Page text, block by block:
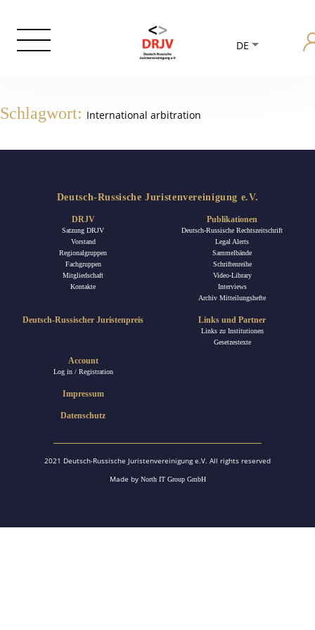
DE
Schlagwort: International arbitration
Deutsch-Russische Juristenvereinigung e.V.
DRJV
Satzung DRJV
Vorstand
Regionalgruppen
Fachgruppen
Mitgliedschaft
Kontakte
Publikationen
Deutsch-Russische Rechtszeitschrift
Legal Alerts
Sammelbände
Schriftenreihe
Video-Library
Interviews
Archiv Mitteilungshefte
Deutsch-Russischer Juristenpreis
Account
Log in / Registration
Links und Partner
Links zu Institutionen
Gesetzestexte
Impressum
Datenschutz
2021 Deutsch-Russische Juristenvereinigung e.V. All rights reserved
Made by North IT Group GmbH